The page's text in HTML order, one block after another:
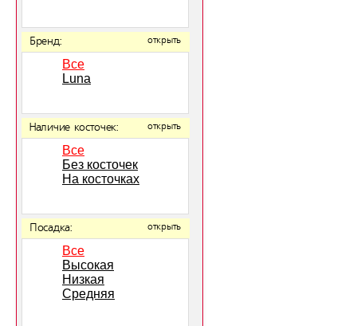
Бренд: открыть
Все
Luna
Наличие косточек: открыть
Все
Без косточек
На косточках
Посадка: открыть
Все
Высокая
Низкая
Средняя